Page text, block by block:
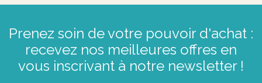
Prenez soin de votre pouvoir d'achat :
recevez nos meilleures offres en
vous inscrivant à notre newsletter !